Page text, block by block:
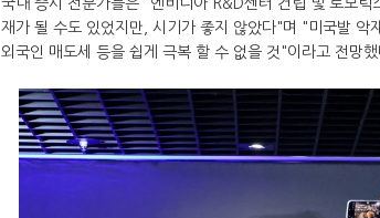
국내 증시 전문가들은 "엔비디아 R&D센터 건립 및 로보
재가 될 수도 있었지만, 시기가 좋지 않았다"며 "미국발 악
외국인 매도세 등을 쉽게 극복 할 수 없을 것"이라고 전망했